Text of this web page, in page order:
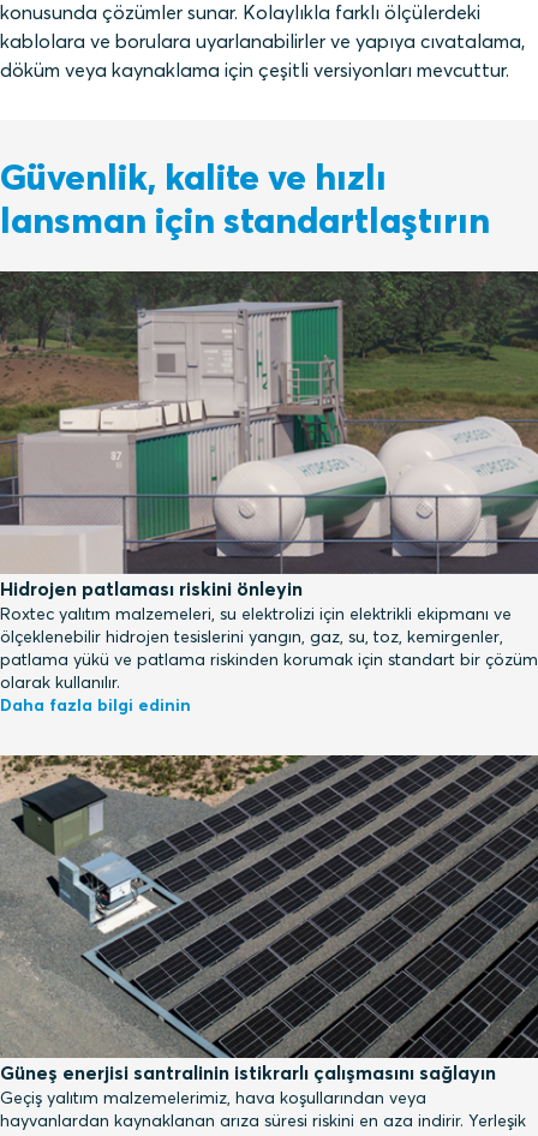
konusunda çözümler sunar. Kolaylıkla farklı ölçülerdeki
kablolara ve borulara uyarlanabilirler ve yapıya cıvatalama,
döküm veya kaynaklama için çeşitli versiyonları mevcuttur.
Güvenlik, kalite ve hızlı
lansman için standartlaştırın
Hidrojen patlaması riskini önleyin
Roxtec yalıtım malzemeleri, su elektrolizi için elektrikli ekipmanı ve
ölçeklenebilir hidrojen tesislerini yangın, gaz, su, toz, kemirgenler,
patlama yükü ve patlama riskinden korumak için standart bir çözüm
olarak kullanılır.
Daha fazla bilgi edinin
Güneş enerjisi santralinin istikrarlı çalışmasını sağlayın
Geçiş yalıtım malzemelerimiz, hava koşullarından veya
hayvanlardan kaynaklanan arıza süresi riskini en aza indirir. Yerleşik